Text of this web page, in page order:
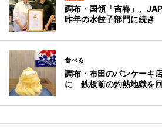
調布・国領「吉春」、
昨年の水餃子部門に続き
食べる
調布・布田のパンケーキ
に 鉄板前の灼熱地獄を